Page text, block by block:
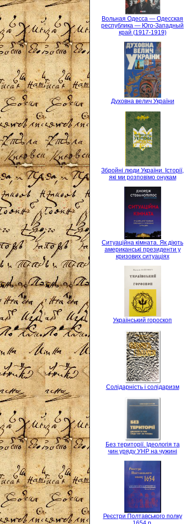
Вольная Одесса — Одесская
республика — Юго-Западный
край (1917-1919)
Духовна велич України
Збройні люди України. Історії,
які ми розповімо онукам
Ситуаційна кімната. Як діють
американські президенти у
кризових ситуаціях
Український гороскоп
Солідарність і солідаризм
Без території. Ідеологія та
чин уряду УНР на чужині
Реєстри Полтавського полку